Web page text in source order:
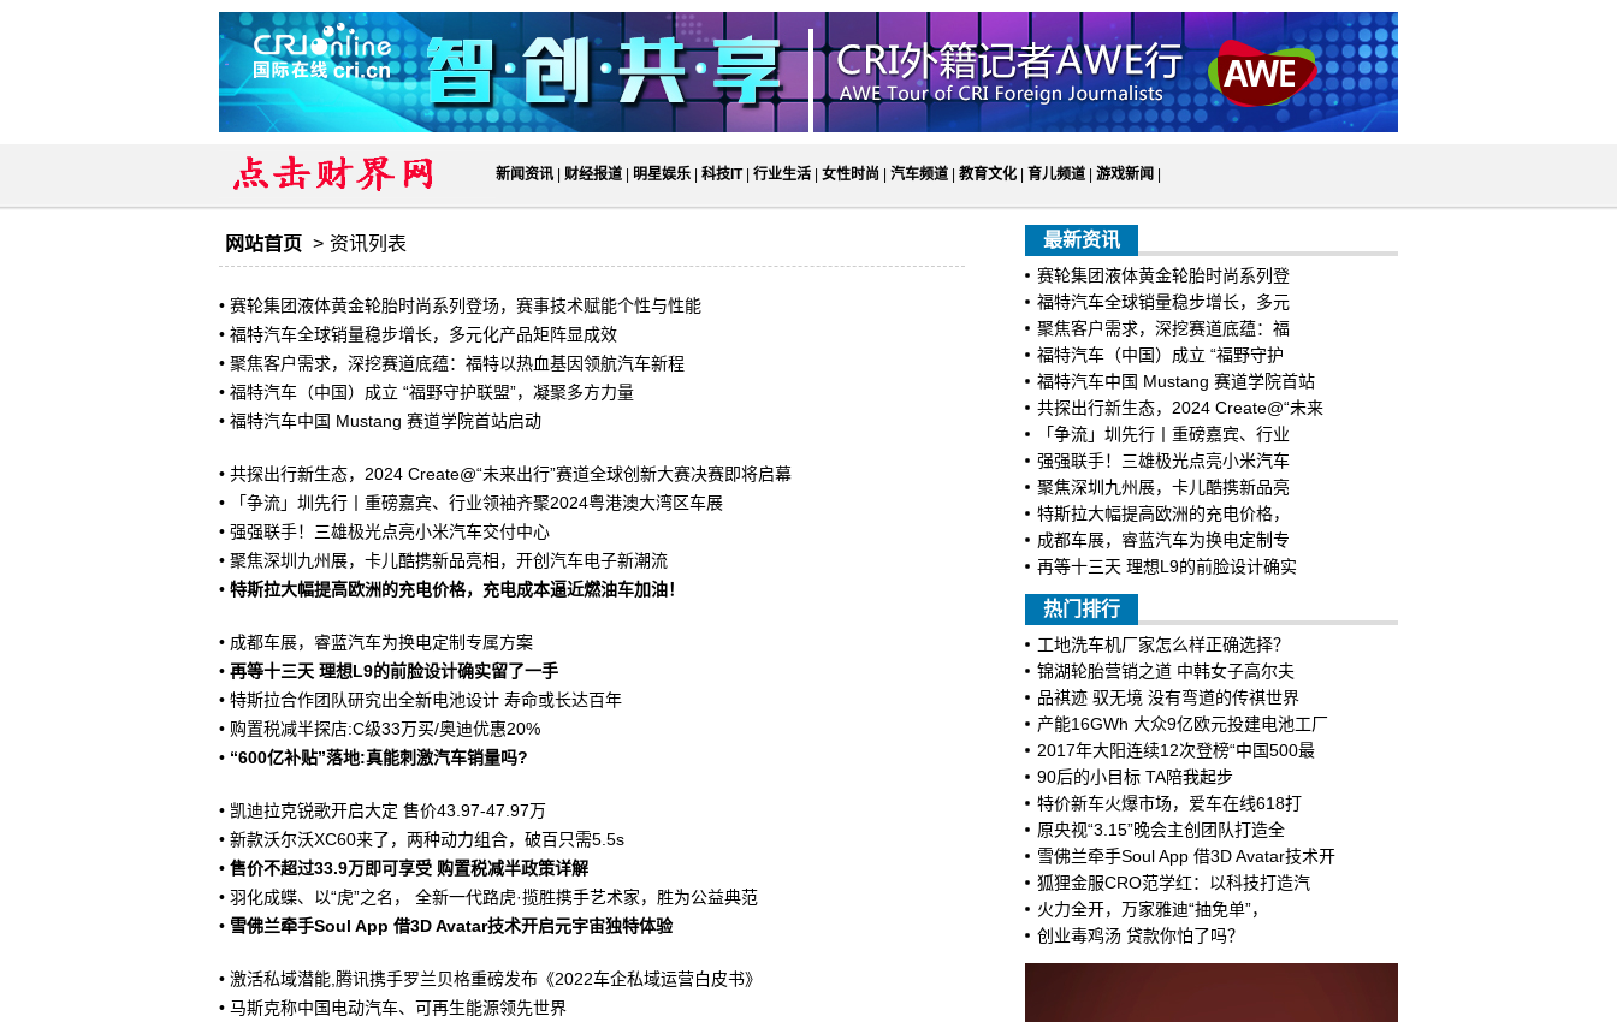
新闻资讯 财经报道 明星娱乐 科技IT| 行业生活 女性时尚 汽车频道 教育文化 育儿频道 游戏新闻
网站首页 > 资讯列表
• 赛轮集团液体黄金轮胎时尚系列登场，赛事技术赋能个性与性能
• 福特汽车全球销量稳步增长，多元化产品矩阵显成效
• 聚焦客户需求，深挖赛道底蕴：福特以热血基因领航汽车新程
• 福特汽车（中国）成立 “福野守护联盟”，凝聚多方力量
• 福特汽车中国 Mustang 赛道学院首站启动
• 共探出行新生态，2024 Create@“未来出行”赛道全球创新大赛决赛即将启幕
•
「争流」圳先行丨重磅嘉宾、行业领袖齐聚2024粤港澳大湾区车展
• 强强联手！三雄极光点亮小米汽车交付中心
• 聚焦深圳九州展，卡儿酷携新品亮相，开创汽车电子新潮流
• 特斯拉大幅提高欧洲的充电价格，充电成本逼近燃油车加油！
• 成都车展，睿蓝汽车为换电定制专属方案
• 再等十三天 理想L9的前脸设计确实留了一手
• 特斯拉合作团队研究出全新电池设计 寿命或长达百年
• 购置税减半探店:C级33万买/奥迪优惠20%
• “600亿补贴”落地:真能刺激汽车销量吗?
• 凯迪拉克锐歌开启大定 售价43.97-47.97万
• 新款沃尔沃XC60来了，两种动力组合，破百只需5.5s
• 售价不超过33.9万即可享受 购置税减半政策详解
• 羽化成蝶、以“虎”之名， 全新一代路虎·揽胜携手艺术家，胜为公益典范
• 雪佛兰牵手Soul App 借3D Avatar技术开启元宇宙独特体验
• 激活私域潜能,腾讯携手罗兰贝格重磅发布《2022车企私域运营白皮书》
• 马斯克称中国电动汽车、可再生能源领先世界
最新资讯
赛轮集团液体黄金轮胎时尚系列登
福特汽车全球销量稳步增长，多元
聚焦客户需求，深挖赛道底蕴：福
福特汽车（中国）成立 “福野守护
福特汽车中国 Mustang 赛道学院首站
共探出行新生态，2024 Create@“未来
「争流」圳先行丨重磅嘉宾、行业
强强联手！三雄极光点亮小米汽车
聚焦深圳九州展，卡儿酷携新品亮
特斯拉大幅提高欧洲的充电价格，
成都车展，睿蓝汽车为换电定制专
再等十三天 理想L9的前脸设计确实
热门排行
工地洗车机厂家怎么样正确选择？
锦湖轮胎营销之道 中韩女子高尔夫
品祺迹 驭无境 没有弯道的传祺世界
产能16GWh 大众9亿欧元投建电池工厂
2017年大阳连续12次登榜“中国500最
90后的小目标 TA陪我起步
特价新车火爆市场，爱车在线618打
原央视“3.15”晚会主创团队打造全
雪佛兰牵手Soul App 借3D Avatar技术开
狐狸金服CRO范学红：以科技打造汽
火力全开，万家雅迪“抽免单”，
创业毒鸡汤 贷款你怕了吗？